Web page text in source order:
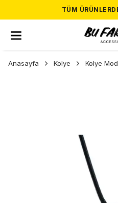
TÜM
Anasayfa Kolye Kolye